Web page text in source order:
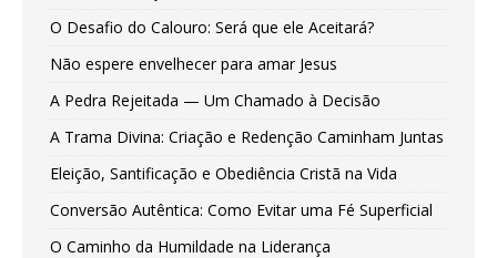
O Desafio do Calouro: Será que ele Aceitará?
Não espere envelhecer para amar Jesus
A Pedra Rejeitada — Um Chamado à Decisão
A Trama Divina: Criação e Redenção Caminham Juntas
Eleição, Santificação e Obediência Cristã na Vida
Conversão Autêntica: Como Evitar uma Fé Superficial
O Caminho da Humildade na Liderança